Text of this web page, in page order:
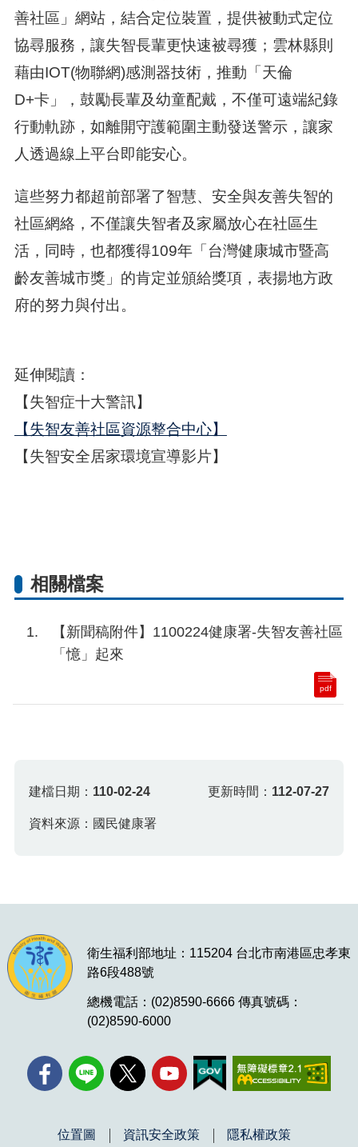
善社區」網站，結合定位裝置，提供被動式定位
協尋服務，讓失智長輩更快速被尋獲；雲林縣則
藉由IOT(物聯網)感測器技術，推動「天倫
D+卡」，鼓勵長輩及幼童配戴，不僅可遠端紀錄
行動軌跡，如離開守護範圍主動發送警示，讓家
人透過線上平台即能安心。
這些努力都超前部署了智慧、安全與友善失智的
社區網絡，不僅讓失智者及家屬放心在社區生
活，同時，也都獲得109年「台灣健康城市暨高
齡友善城市獎」的肯定並頒給獎項，表揚地方政
府的努力與付出。
延伸閱讀：
【失智症十大警訊】
【失智友善社區資源整合中心】
【失智安全居家環境宣導影片】
相關檔案
【新聞稿附件】1100224健康署-失智友善社區
「憶」起來
pdf
建檔日期： 110-02-24 更新時間： 112-07-27
資料來源：國民健康署
衛生福利部地址：115204 台北市南港區忠孝東
路6段488號
總機電話：(02)8590-6666 傳真號碼：
(02)8590-6000
位置圖 資訊安全政策 隱私權政策